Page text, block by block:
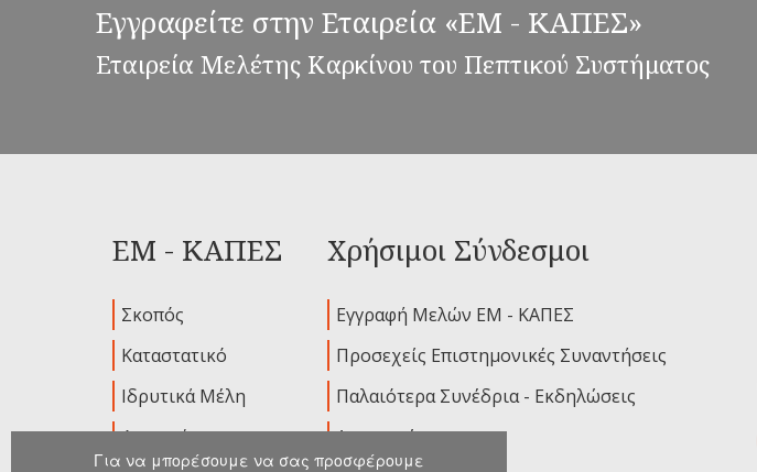
Εγγραφείτε στην Εταιρεία «ΕΜ - ΚΑΠΕΣ»
Εταιρεία Μελέτης Καρκίνου του Πεπτικού Συστήματος
ΕΜ - ΚΑΠΕΣ
Σκοπός
Καταστατικό
Ιδρυτικά Μέλη
Διοικούσα
Επιτροπή
Χρήσιμοι Σύνδεσμοι
Εγγραφή Μελών ΕΜ - ΚΑΠΕΣ
Προσεχείς Επιστημονικές Συναντήσεις
Παλαιότερα Συνέδρια - Εκδηλώσεις
Ανακοινώσεις
Για να μπορέσουμε να σας προσφέρουμε